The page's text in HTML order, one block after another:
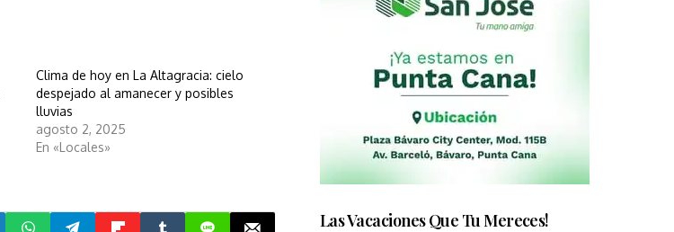
Clima de hoy en La Altagracia: cielo
despejado al amanecer y posibles
lluvias
agosto 2, 2025
En «Locales»
Las Vacaciones Que Tu Mereces!